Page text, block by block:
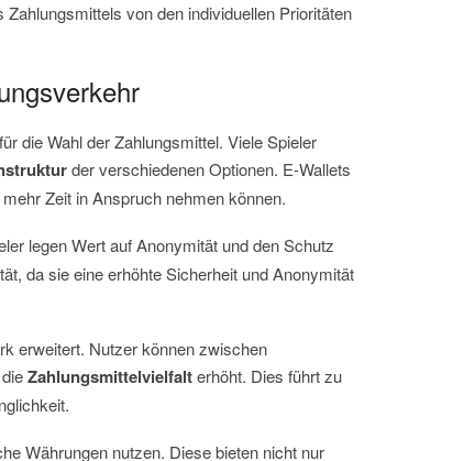
von den individuellen Prioritäten
die Wahl der Zahlungsmittel. Viele Spieler
der verschiedenen Optionen. E-Wallets
Zeit in Anspruch nehmen können.
legen Wert auf Anonymität und den Schutz
da sie eine erhöhte Sicherheit und Anonymität
erweitert. Nutzer können zwischen
dieZahlungsmittelvielfalterhöht. Dies führt zu
Währungen nutzen. Diese bieten nicht nur